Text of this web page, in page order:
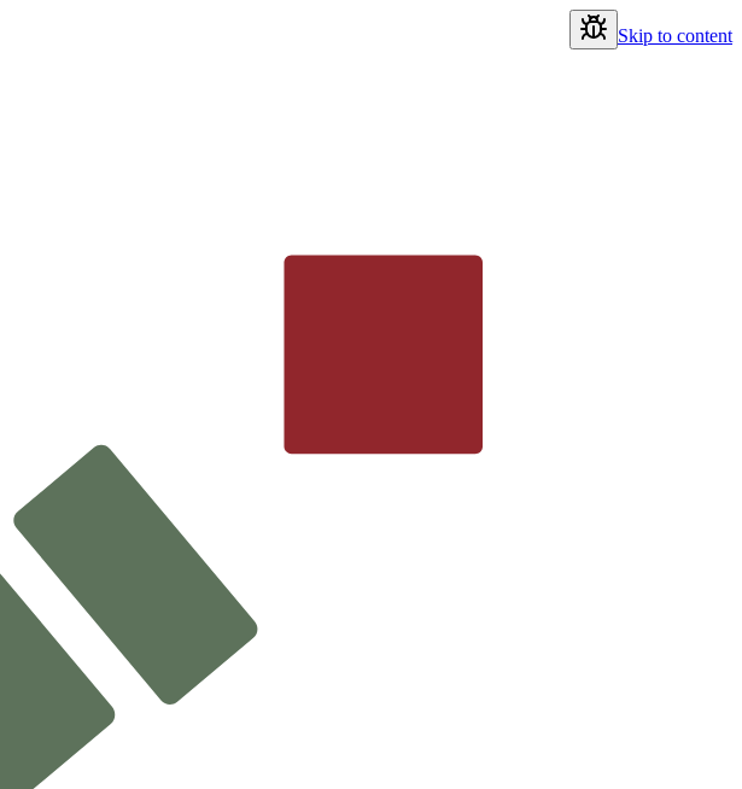
Skip to content